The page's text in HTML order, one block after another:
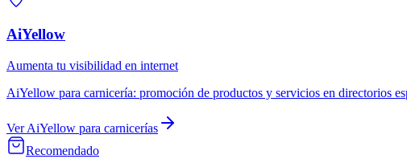
AiYellow
Aumenta tu visibilidad en internet
AiYellow para carnicería: promoción de productos y servicios en directorios
VerAiYellow para carnicerías
Recomendado